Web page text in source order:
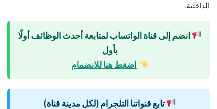
الداخلية.
انضم إلى قناة الواتساب لمتابعة أحدث الوظائف أولًا
بأول
اضغط هنا للانضمام
تابع قنواتنا التلجرام (لكل مدينة قناة)